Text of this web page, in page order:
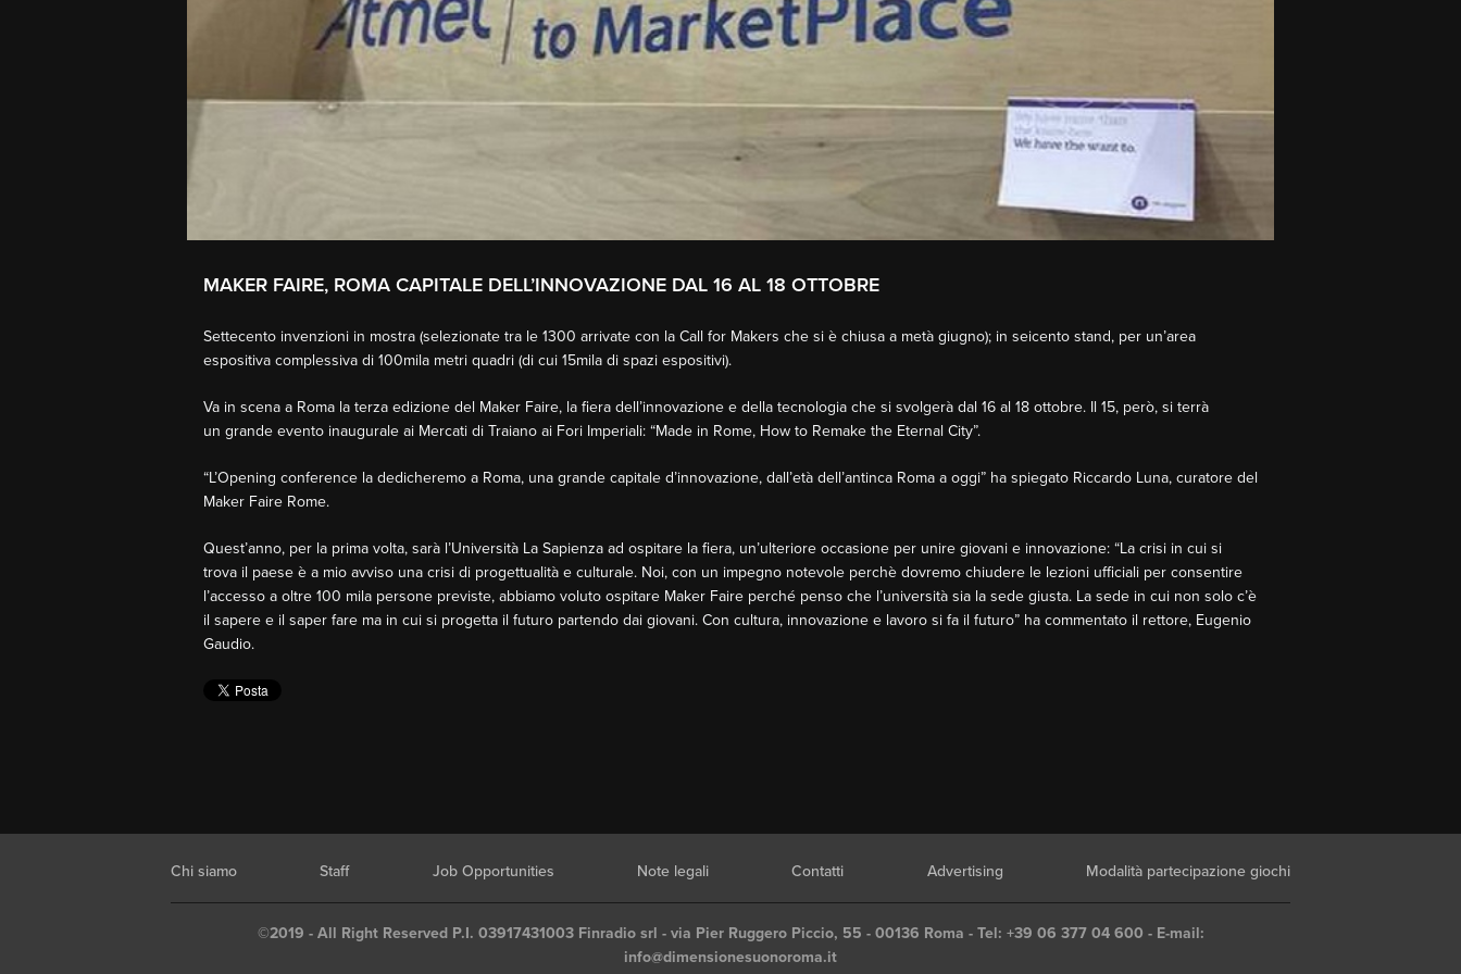
MAKER FAIRE, ROMA CAPITALE DELL’INNOVAZIONE DAL 16 AL 18 OTTOBRE
Settecento invenzioni in mostra (selezionate tra le 1300 arrivate con la Call for Makers che si è chiusa a metà giugno); in seicento stand, per un’area
espositiva complessiva di 100mila metri quadri (di cui 15mila di spazi espositivi).
Va in scena a Roma la terza edizione del Maker Faire, la fiera dell’innovazione e della tecnologia che si svolgerà dal 16 al 18 ottobre. Il 15, però, si terrà
un grande evento inaugurale ai Mercati di Traiano ai Fori Imperiali: “Made in Rome, How to Remake the Eternal City”.
“L’Opening conference la dedicheremo a Roma, una grande capitale d’innovazione, dall’età dell’antinca Roma a oggi” ha spiegato Riccardo Luna, curatore del
Maker Faire Rome.
Quest’anno, per la prima volta, sarà l’Università La Sapienza ad ospitare la fiera, un’ulteriore occasione per unire giovani e innovazione: “La crisi in cui si
trova il paese è a mio avviso una crisi di progettualità e culturale. Noi, con un impegno notevole perchè dovremo chiudere le lezioni ufficiali per consentire
l’accesso a oltre 100 mila persone previste, abbiamo voluto ospitare Maker Faire perché penso che l’università sia la sede giusta. La sede in cui non solo c’è
il sapere e il saper fare ma in cui si progetta il futuro partendo dai giovani. Con cultura, innovazione e lavoro si fa il futuro” ha commentato il rettore, Eugenio
Gaudio.
Chi siamo Staff Job Opportunities Note legali Contatti Advertising Modalità partecipazione giochi
©2019 - All Right Reserved P.I. 03917431003 Finradio srl - via Pier Ruggero Piccio, 55 - 00136 Roma - Tel: +39 06 377 04 600 - E-mail:
info@dimensionesuonoroma.it